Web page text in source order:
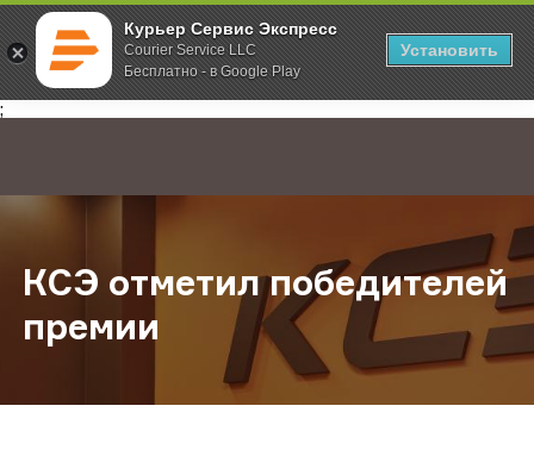
Курьер Сервис Экспресс
Courier Service LLC
Бесплатно - в Google Play
Установить
;
Главная О компании Новости КСЭ отметил победителей
КСЭ отметил победителей
премии